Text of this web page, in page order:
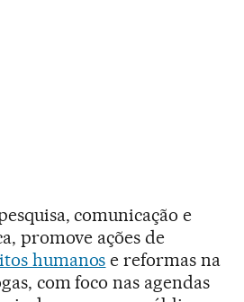
comunicação e
promove ações de
humanos e reformas na
com foco nas agendas